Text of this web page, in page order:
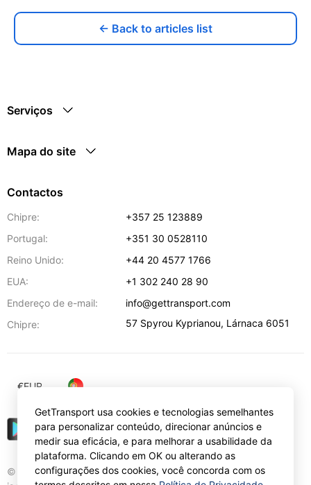
← Back to articles list
Serviços
Mapa do site
Contactos
Chipre:
+357 25 123889
Portugal:
+351 30 0528110
Reino Unido:
+44 20 4577 1766
EUA:
+1 302 240 28 90
Endereço de e-mail:
info@gettransport.com
Chipre:
57 Spyrou Kyprianou, Lárnaca 6051
© Gettransport International Limited. GetTransport®
€EUR
GetTransport usa cookies e tecnologias semelhantes
para personalizar conteúdo, direcionar anúncios e
medir sua eficácia, e para melhorar a usabilidade da
plataforma. Clicando em OK ou alterando as
configurações dos cookies, você concorda com os